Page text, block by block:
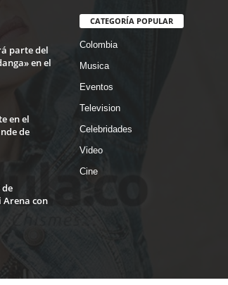
parte del
en el
en el
de
de
con
CATEGORÍA POPULAR
Colombia
Musica
Eventos
Television
Celebridades
Video
Cine